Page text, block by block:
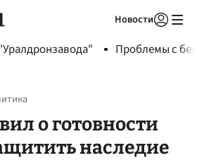
Новости
Проблемы с
о готовности
наследие